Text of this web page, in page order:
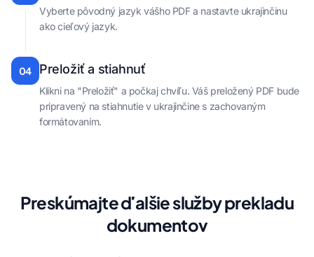
Vyberte pôvodný jazyk vášho PDF a nastavte ukrajinčinu
ako cieľový jazyk.
04 Preložiť a stiahnuť
Klikni na "Preložiť" a počkaj chvíľu. Váš preložený PDF bude
pripravený na stiahnutie v ukrajinčine s zachovaným
formátovaním.
Preskúmajte ďalšie služby prekladu
dokumentov